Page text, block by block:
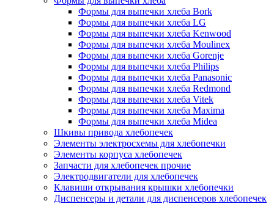
Формы для выпечки хлеба Bork
Формы для выпечки хлеба LG
Формы для выпечки хлеба Kenwood
Формы для выпечки хлеба Moulinex
Формы для выпечки хлеба Gorenje
Формы для выпечки хлеба Philips
Формы для выпечки хлеба Panasonic
Формы для выпечки хлеба Redmond
Формы для выпечки хлеба Vitek
Формы для выпечки хлеба Maxima
Формы для выпечки хлеба Midea
Шкивы привода хлебопечек
Элементы электросхемы для хлебопечки
Элементы корпуса хлебопечек
Запчасти для хлебопечек прочие
Электродвигатели для хлебопечек
Клавиши открывания крышки хлебопечки
Диспенсеры и детали для диспенсеров хлебопечек